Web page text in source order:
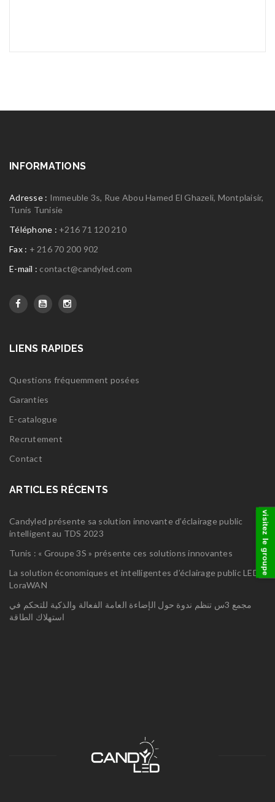
INFORMATIONS
Adresse : Immeuble 3s, Rue Abou Hamed El Ghazeli, Montplaisir,
Tunis Tunisie
Téléphone : +216 71 120 210
Fax : + 216 70 200 902
E-mail : contact@candyled.com
LIENS RAPIDES
Questions fréquemment posées
Garanties
E-catalogue
Recrutement
Contact
ARTICLES RÉCENTS
Candyled présente sa solution innovante d’éclairage public
intelligent au TDS 2023
Tunis : « Groupe 3S » présente ces solutions innovantes
La solution économiques et intelligentes d’éclairage public LED
LoraWAN
مجمع 3س تنظم ندوة حول الإضاءة العامة الفعالة والذكية للتحكم في
استهلاك الطاقة
visitez le groupe